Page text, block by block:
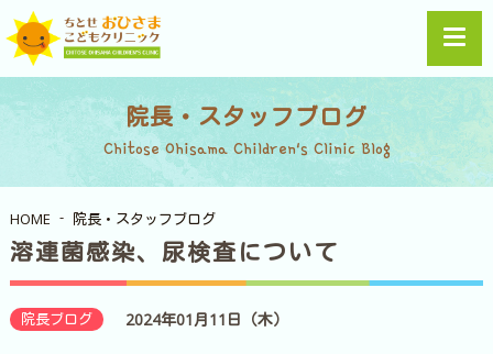
院長・スタッフブログ
Chitose Ohisama Children's Clinic Blog
HOME 院長・スタッフブログ
溶連菌感染、尿検査について
院長ブログ 2024年01月11日（木）